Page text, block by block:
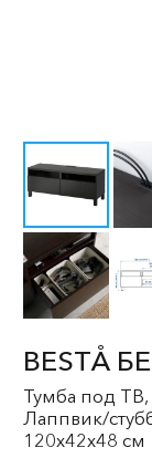
BESTÅ
Тумба под
Лаппвик/
120x42x48 см